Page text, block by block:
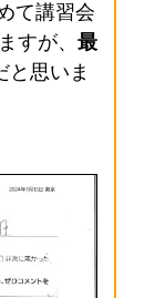
て講習会
すが、 最
と思いま